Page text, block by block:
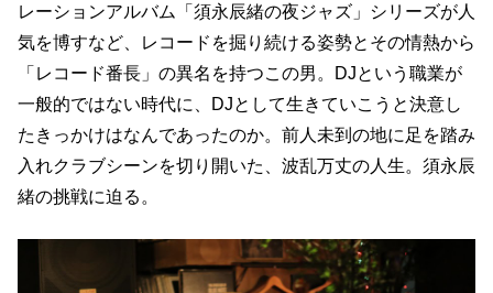
レーションアルバム「須永辰緒の夜ジャズ」シリーズが人
気を博すなど、レコードを掘り続ける姿勢とその情熱から
「レコード番長」の異名を持つこの男。DJという職業が
一般的ではない時代に、DJとして生きていこうと決意し
たきっかけはなんであったのか。前人未到の地に足を踏み
入れクラブシーンを切り開いた、波乱万丈の人生。須永辰
緒の挑戦に迫る。